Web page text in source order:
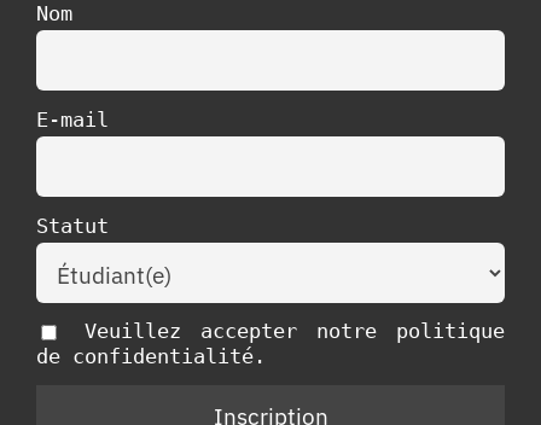
Nom
E-mail
Statut
Veuillez accepter notre politique
de confidentialité.